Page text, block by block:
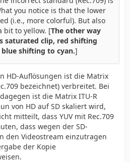
you notice is that the lower
(i.e., more colorful). But also
bit to yellow. [The other way
saturated clip, red shifting
shifting to cyan.]
HD-Auflösungen ist die Matrix
bezeichnet) verbreitet. Bei
ist die Matrix ITU-R
von HD auf SD skaliert wird,
mitteilt, dass YUV mit Rec.709
dass wegen der SD-
den Videostream einzutragen
der Kopie